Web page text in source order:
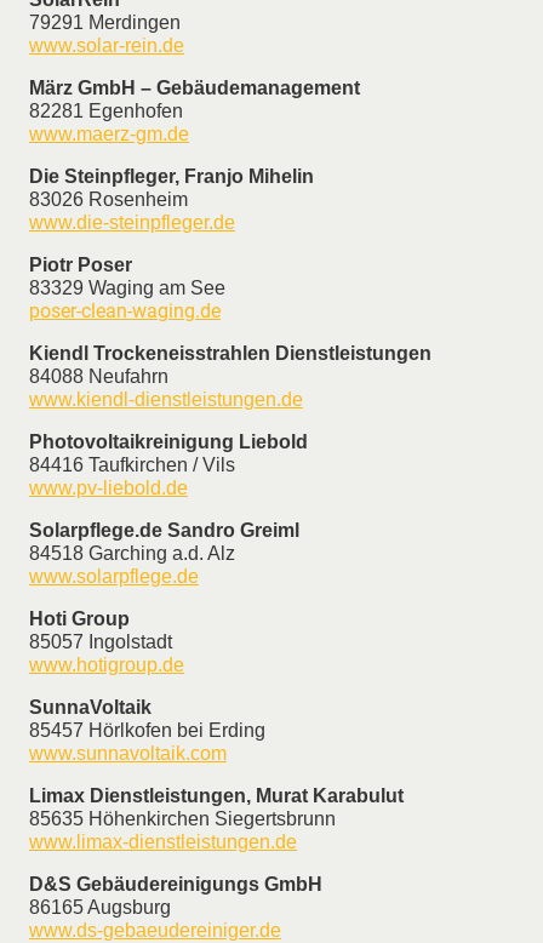
79291 Merdingen
www.solar-rein.de
März GmbH – Gebäudemanagement
82281 Egenhofen
www.maerz-gm.de
Die Steinpfleger, Franjo Mihelin
83026 Rosenheim
www.die-steinpfleger.de
Piotr Poser
83329 Waging am See
poser-clean-waging.de
Kiendl Trockeneisstrahlen Dienstleistungen
84088 Neufahrn
www.kiendl-dienstleistungen.de
Photovoltaikreinigung Liebold
84416 Taufkirchen / Vils
www.pv-liebold.de
Solarpflege.de Sandro Greiml
84518 Garching a.d. Alz
www.solarpflege.de
Hoti Group
85057 Ingolstadt
www.hotigroup.de
SunnaVoltaik
85457 Hörlkofen bei Erding
www.sunnavoltaik.com
Limax Dienstleistungen, Murat Karabulut
85635 Höhenkirchen Siegertsbrunn
www.limax-dienstleistungen.de
D&S Gebäudereinigungs GmbH
86165 Augsburg
www.ds-gebaeudereiniger.de